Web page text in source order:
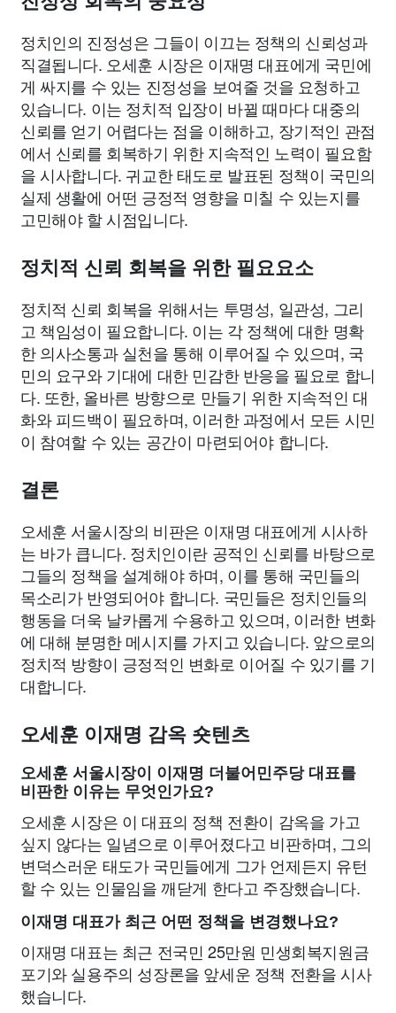
정치인의 진정성은 그들이 이끄는 정책의 신뢰성과
직결됩니다. 오세훈 시장은 이재명 대표에게 국민에
게 싸지를 수 있는 진정성을 보여줄 것을 요청하고
있습니다. 이는 정치적 입장이 바뀔 때마다 대중의
신뢰를 얻기 어렵다는 점을 이해하고, 장기적인 관점
에서 신뢰를 회복하기 위한 지속적인 노력이 필요함
을 시사합니다. 귀교한 태도로 발표된 정책이 국민의
실제 생활에 어떤 긍정적 영향을 미칠 수 있는지를
고민해야 할 시점입니다.
정치적 신뢰 회복을 위한 필요요소
정치적 신뢰 회복을 위해서는 투명성, 일관성, 그리
고 책임성이 필요합니다. 이는 각 정책에 대한 명확
한 의사소통과 실천을 통해 이루어질 수 있으며, 국
민의 요구와 기대에 대한 민감한 반응을 필요로 합니
다. 또한, 올바른 방향으로 만들기 위한 지속적인 대
화와 피드백이 필요하며, 이러한 과정에서 모든 시민
이 참여할 수 있는 공간이 마련되어야 합니다.
결론
오세훈 서울시장의 비판은 이재명 대표에게 시사하
는 바가 큽니다. 정치인이란 공적인 신뢰를 바탕으로
그들의 정책을 설계해야 하며, 이를 통해 국민들의
목소리가 반영되어야 합니다. 국민들은 정치인들의
행동을 더욱 날카롭게 수용하고 있으며, 이러한 변화
에 대해 분명한 메시지를 가지고 있습니다. 앞으로의
정치적 방향이 긍정적인 변화로 이어질 수 있기를 기
대합니다.
오세훈 이재명 감옥 숏텐츠
오세훈 서울시장이 이재명 더불어민주당 대표를
비판한 이유는 무엇인가요?
오세훈 시장은 이 대표의 정책 전환이 감옥을 가고
싶지 않다는 일념으로 이루어졌다고 비판하며, 그의
변덕스러운 태도가 국민들에게 그가 언제든지 유턴
할 수 있는 인물임을 깨닫게 한다고 주장했습니다.
이재명 대표가 최근 어떤 정책을 변경했나요?
이재명 대표는 최근 전국민 25만원 민생회복지원금
포기와 실용주의 성장론을 앞세운 정책 전환을 시사
했습니다.